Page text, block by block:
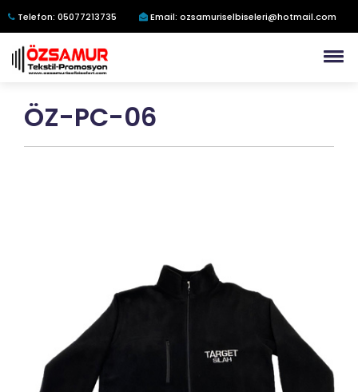
Telefon: 05077213735 Email: ozsamuriselbiseleri@hotmail.com
ÖZ-PC-06